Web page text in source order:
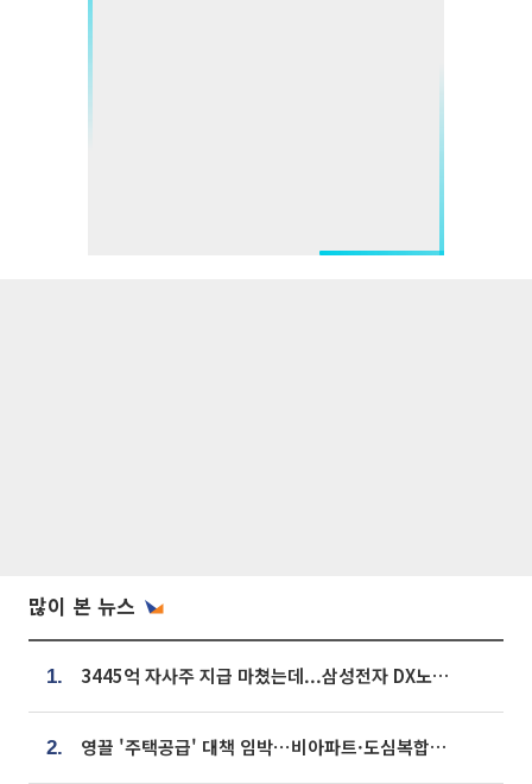
많이 본 뉴스
1. 3445억 자사주 지급 마쳤는데...삼성전자 DX노조, 뒤늦은 '떼쓰기 집회'
2. 영끌 '주택공급' 대책 임박⋯비아파트·도심복합까지 총동원